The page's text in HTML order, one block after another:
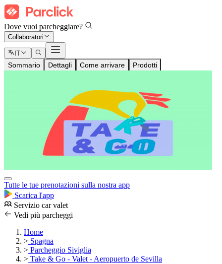
Dove vuoi parcheggiare?
Collaboratori
IT
Sommario Dettagli Come arrivare Prodotti
Tutte le tue prenotazioni sulla nostra app
Scarica l'app
Servizio car valet
Vedi più parcheggi
Home
> Spagna
> Parcheggio Siviglia
> Take & Go - Valet - Aeropuerto de Sevilla